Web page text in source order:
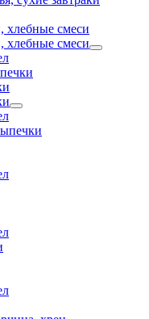
хлебные смеси
хлебные смеси